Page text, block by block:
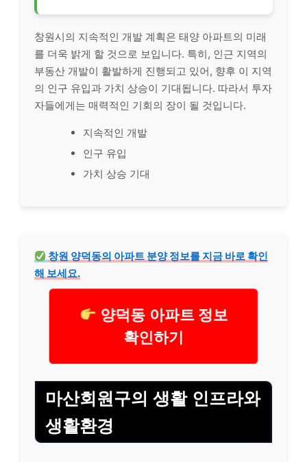
창원시의 지속적인 개발 계획은 태양 아파트의 미래
를 더욱 밝게 할 것으로 보입니다. 특히, 인근 지역의
부동산 개발이 활발하게 진행되고 있어, 향후 이 지역
의 인구 유입과 가치 상승이 기대됩니다. 따라서 투자
자들에게는 매력적인 기회의 장이 될 것입니다.
지속적인 개발
인구 유입
가치 상승 기대
창원 양덕동의 아파트 분양 정보를 지금 바로 확인
해 보세요.
양덕동 아파트 정보
확인하기
마산회원구의 생활 인프라와
생활환경